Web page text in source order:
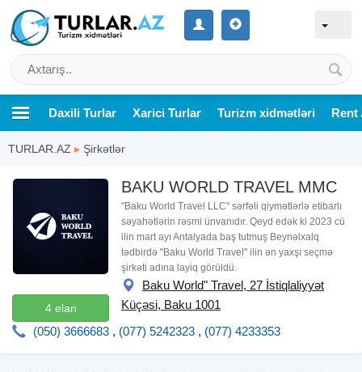
Daxili Turlar Xarici Turlar Turizm xidmətləri Rent
TURLAR.AZ ▸ Şirkətlər
4 elan
BAKU WORLD TRAVEL MMC
"Baku World Travel LLC" sərfəli qiymətlərlə etibarlı
səyahətlərin rəsmi ünvanıdır. Qeyd edək ki 2023 cü
ilin mart ayı Antalyada baş tutmuş Beynəlxalq
tədbirdə "Baku World Travel" ilin ən yaxşı seçmə
şirkəti adına layiq görüldü.
Baku World" Travel, 27 İstiqlaliyyət
Küçəsi, Baku 1001
(050) 3666683 , (077) 5242323 , (077) 4233353